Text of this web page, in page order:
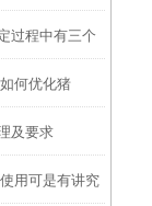
过程中有三个
何优化猪
及要求
用可是有讲究